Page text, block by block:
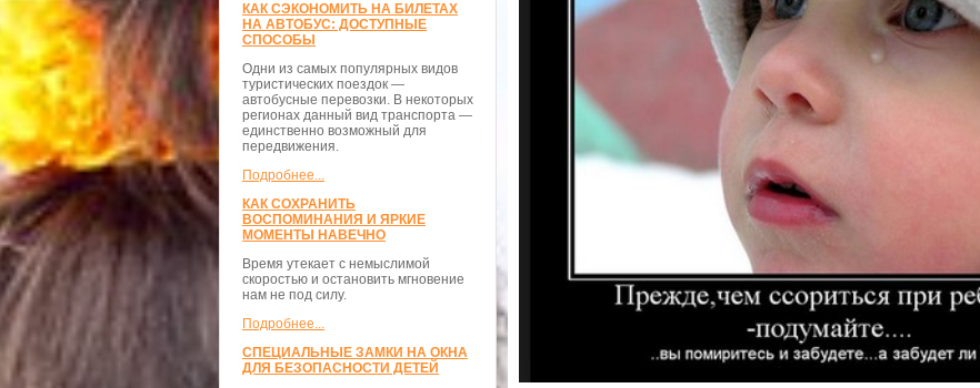
КАК СЭКОНОМИТЬ НА БИЛЕТАХ
НА АВТОБУС: ДОСТУПНЫЕ
СПОСОБЫ
Одни из самых популярных видов
туристических поездок —
автобусные перевозки. В некоторых
регионах данный вид транспорта —
единственно возможный для
передвижения.
Подробнее...
КАК СОХРАНИТЬ
ВОСПОМИНАНИЯ И ЯРКИЕ
МОМЕНТЫ НАВЕЧНО
Время утекает с немыслимой
скоростью и остановить мгновение
нам не под силу.
Подробнее...
СПЕЦИАЛЬНЫЕ ЗАМКИ НА ОКНА
ДЛЯ БЕЗОПАСНОСТИ ДЕТЕЙ